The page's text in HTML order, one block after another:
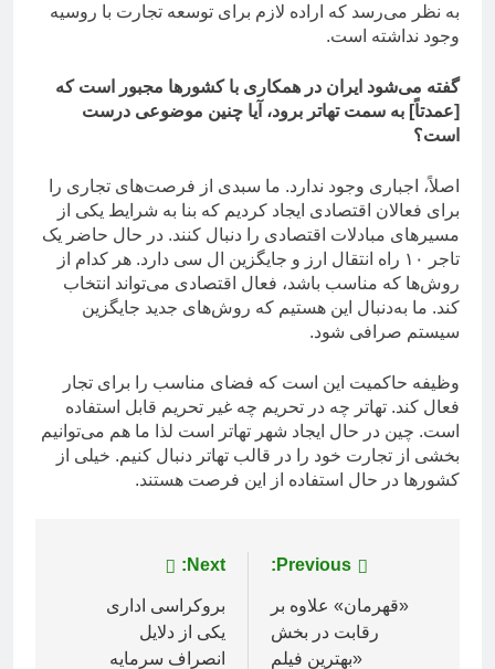
به نظر می‌رسد که اراده لازم برای توسعه تجارت با روسیه
وجود نداشته است.
گفته می‌شود ایران در همکاری با کشورها مجبور است که
[عمدتاً] به سمت تهاتر برود، آیا چنین موضوعی درست
است؟
اصلاً، اجباری وجود ندارد. ما سبدی از فرصت‌های تجاری را
برای فعالان اقتصادی ایجاد کردیم که بنا به شرایط یکی از
مسیرهای مبادلات اقتصادی را دنبال کنند. در حال حاضر یک
تاجر ۱۰ راه انتقال ارز و جایگزین ال سی دارد. هر کدام از
روش‌ها که مناسب باشد، فعال اقتصادی می‌تواند انتخاب
کند. ما به‌دنبال این هستیم که روش‌های جدید جایگزین
سیستم صرافی شود.
وظیفه حاکمیت این است که فضای مناسب را برای تجار
فعال کند. تهاتر چه در تحریم چه غیر تحریم قابل استفاده
است. چین در حال ایجاد شهر تهاتر است لذا ما هم می‌توانیم
بخشی از تجارت خود را در قالب تهاتر دنبال کنیم. خیلی از
کشورها در حال استفاده از این فرصت هستند.
راهبری
نوشته
Previous:
«قهرمان» علاوه بر
رقابت در بخش
«بهترین فیلم
Next:
بروکراسی اداری
یکی از دلایل
انصراف سرمایه